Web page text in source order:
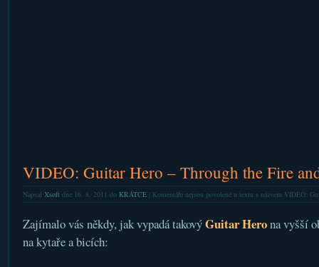
VIDEO: Guitar Hero – Through the Fire
Napsal Xsoftdne 16. 8. 2011 do KRÁTCE| Komentáře nejsou povolenéu textu s názvem VIDEO:
Zajímalo vás někdy, jak vypadá takovýGuitar Herona vyšší
na kytaře a bicích: